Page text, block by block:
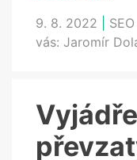
9. 8. 2022
vás: Jaromír